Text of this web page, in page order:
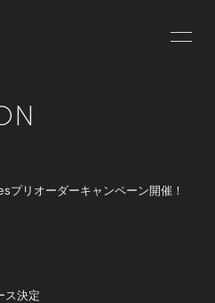
PROFILE
イン
リオーダーキャンペーン開催！
ス決定